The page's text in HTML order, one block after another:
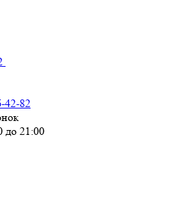
42-82
до 21:00